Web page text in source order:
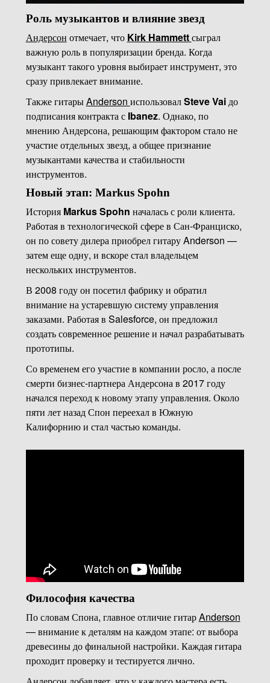
Роль музыкантов и влияние звезд
Андерсон отмечает, что Kirk Hammettсыграл
важную роль в популяризации бренда. Когда
музыкант такого уровня выбирает инструмент, это
сразу привлекает внимание.
Также гитарыAnderson использовалSteve Vaiдо
подписания контракта с Ibanez. Однако, по
мнению Андерсона, решающим фактором стало не
участие отдельных звезд, а общее признание
музыкантами качества и стабильности
инструментов.
Новый этап: Markus Spohn
История Markus Spohn началась с роли клиента.
Работая в технологической сфере в Сан-Франциско,
он по совету дилера приобрел гитару Anderson —
затем еще одну, и вскоре стал владельцем
нескольких инструментов.
В 2008 году он посетил фабрику и обратил
внимание на устаревшую систему управления
заказами. Работая в Salesforce, он предложил
создать современное решение и начал разрабатывать
прототипы.
Со временем его участие в компании росло, а после
смерти бизнес-партнера Андерсона в 2017 году
начался переход к новому этапу управления. Около
пяти лет назад Спон переехал в Южную
Калифорнию и стал частью команды.
Философия качества
По словам Спона, главное отличие гитарAnderson
— внимание к деталям на каждом этапе: от выбора
древесины до финальной настройки. Каждая гитара
проходит проверку и тестируется лично.